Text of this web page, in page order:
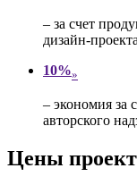
– за счет
дизайн-проекта
10%»
– экономия за
авторского
Цены